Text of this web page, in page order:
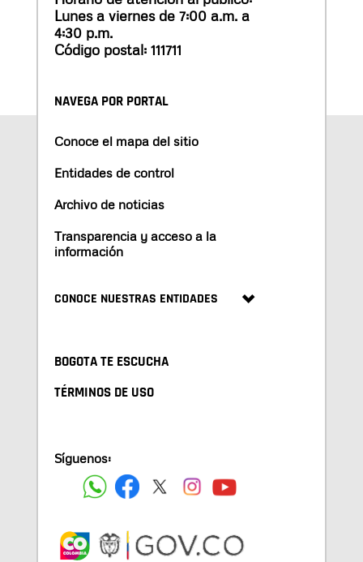
Lunes a viernes de 7:00 a.m. a
4:30 p.m.
Código postal: 111711
NAVEGA POR PORTAL
Conoce el mapa del sitio
Entidades de control
Archivo de noticias
Transparencia y acceso a la
información
CONOCE NUESTRAS ENTIDADES
BOGOTA TE ESCUCHA
TÉRMINOS DE USO
Síguenos: